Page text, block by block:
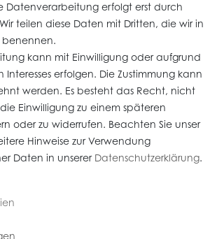
Datenverarbeitung erfolgt erst durch
teilen diese Daten mit Dritten, die wir in
benennen.
kann mit Einwilligung oder aufgrund
erfolgen. Die Zustimmung kann
werden. Es besteht das Recht, nicht
Einwilligung zu einem späteren
oder zu widerrufen. Beachten Sie unser
Hinweise zur Verwendung
Daten in unserer Daten­schutz­erklärung.